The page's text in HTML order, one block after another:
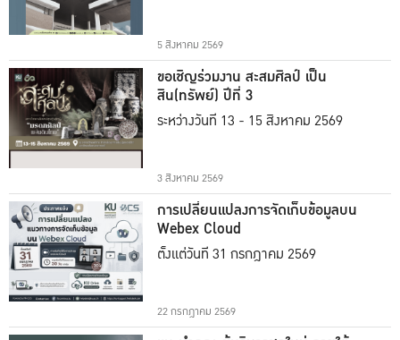
5 สิงหาคม 2569
ขอเชิญร่วมงาน สะสมศิลป์ เป็น
สิน(ทรัพย์) ปีที่ 3
ระหว่างวันที่ 13 - 15 สิงหาคม 2569
3 สิงหาคม 2569
การเปลี่ยนแปลงการจัดเก็บข้อมูลบน
Webex Cloud
ตั้งแต่วันที่ 31 กรกฎาคม 2569
22 กรกฎาคม 2569